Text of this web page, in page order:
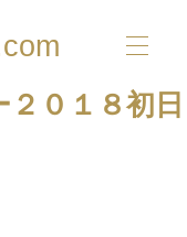
０１８初日
評価されています。